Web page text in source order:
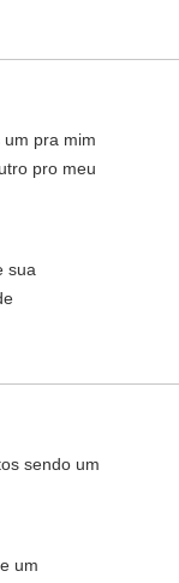
pra mim
pro meu
sua
sendo um
um